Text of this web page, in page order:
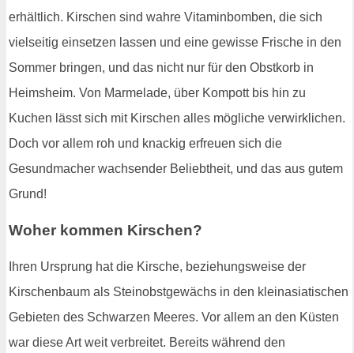
erhältlich. Kirschen sind wahre Vitaminbomben, die sich
vielseitig einsetzen lassen und eine gewisse Frische in den
Sommer bringen, und das nicht nur für den Obstkorb in
Heimsheim. Von Marmelade, über Kompott bis hin zu
Kuchen lässt sich mit Kirschen alles mögliche verwirklichen.
Doch vor allem roh und knackig erfreuen sich die
Gesundmacher wachsender Beliebtheit, und das aus gutem
Grund!
Woher kommen Kirschen?
Ihren Ursprung hat die Kirsche, beziehungsweise der
Kirschenbaum als Steinobstgewächs in den kleinasiatischen
Gebieten des Schwarzen Meeres. Vor allem an den Küsten
war diese Art weit verbreitet. Bereits während den